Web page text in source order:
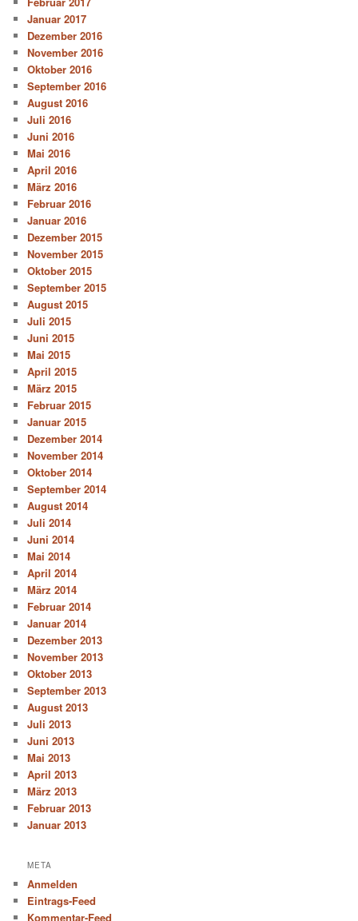
Januar 2017
Dezember 2016
November 2016
Oktober 2016
September 2016
August 2016
Juli 2016
Juni 2016
Mai 2016
April 2016
März 2016
Februar 2016
Januar 2016
Dezember 2015
November 2015
Oktober 2015
September 2015
August 2015
Juli 2015
Juni 2015
Mai 2015
April 2015
März 2015
Februar 2015
Januar 2015
Dezember 2014
November 2014
Oktober 2014
September 2014
August 2014
Juli 2014
Juni 2014
Mai 2014
April 2014
März 2014
Februar 2014
Januar 2014
Dezember 2013
November 2013
Oktober 2013
September 2013
August 2013
Juli 2013
Juni 2013
Mai 2013
April 2013
März 2013
Februar 2013
Januar 2013
META
Anmelden
Eintrags-Feed
Kommentar-Feed